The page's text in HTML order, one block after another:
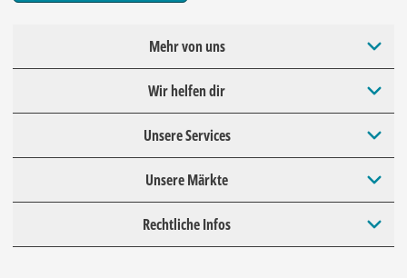
Mehr von uns
Wir helfen dir
Unsere Services
Unsere Märkte
Rechtliche Infos